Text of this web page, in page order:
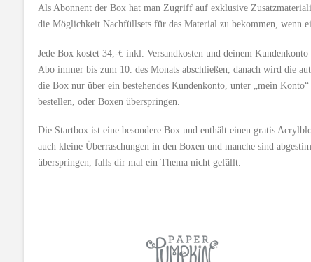
Als Abonnent der Box hat man Zugriff auf exklusive
die Möglichkeit Nachfüllsets für das Material zu bekommen, wenn
Jede Box kostet 34,-€ inkl. Versandkosten und deinem
Abo immer bis zum 10. des Monats abschließen, danach wird die
die Box nur über ein bestehendes Kundenkonto, unter „mein
bestellen, oder Boxen überspringen.
Die Startbox ist eine besondere Box und enthält einen gratis
auch kleine Überraschungen in den Boxen und manche sind
überspringen, falls dir mal ein Thema nicht gefällt.